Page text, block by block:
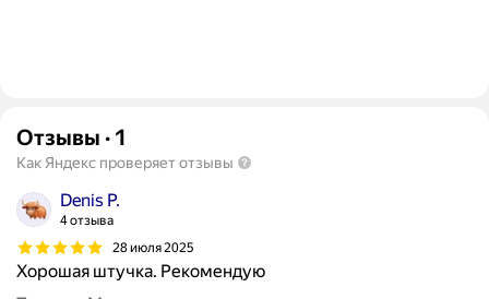
Отзывы · 1
Как Яндекс проверяет отзывы
Denis P.
4 отзыва
28 июля 2025
Хорошая штучка. Рекомендую